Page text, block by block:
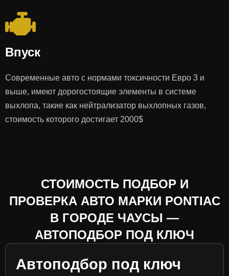
Впуск
Современные авто с нормами токсичности Евро 3 и
выше, имеют дорогостоящие элементы в системе
выхлопа, такие как нейтрализатор выхлопных газов,
стоимость которого достигает 2000$
СТОИМОСТЬ ПОДБОР И
ПРОВЕРКА АВТО МАРКИ PONTIAC
В ГОРОДЕ ЧАУСЫ —
АВТОПОДБОР ПОД КЛЮЧ
Автоподбор под ключ